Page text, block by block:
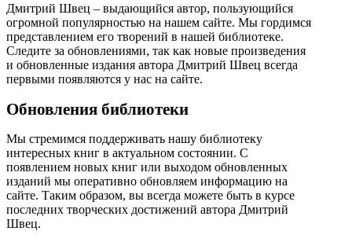
Дмитрий Швец – выдающийся автор, пользующийся
огромной популярностью на нашем сайте. Мы гордимся
представлением его творений в нашей библиотеке.
Следите за обновлениями, так как новые произведения
и обновленные издания автора Дмитрий Швец всегда
первыми появляются у нас на сайте.
Обновления библиотеки
Мы стремимся поддерживать нашу библиотеку
интересных книг в актуальном состоянии. С
появлением новых книг или выходом обновленных
изданий мы оперативно обновляем информацию на
сайте. Таким образом, вы всегда можете быть в курсе
последних творческих достижений автора Дмитрий
Швец.